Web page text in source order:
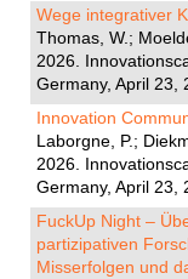
Wege integrativer
Thomas, W.;
2026.
Germany, April 23,
Innovation
Laborgne, P.;
2026.
Germany, April 23,
FuckUp Night –
partizipativen
Misserfolgen und